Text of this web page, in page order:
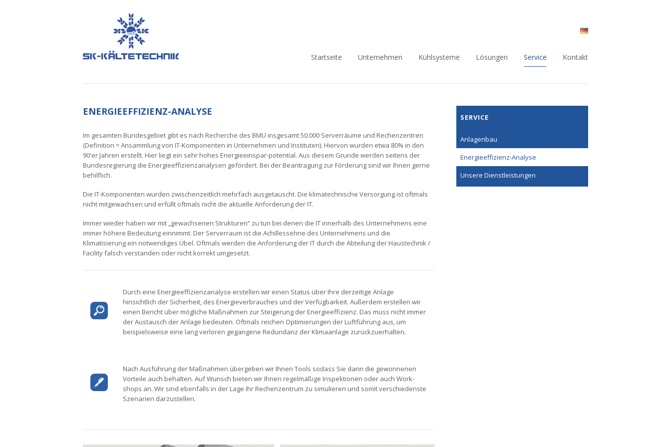
überspringen
Startseite Unternehmen Kühlsysteme Lösungen Service Kontakt
ENERGIEEFFIZIENZ-ANALYSE
Im gesamten Bundesgebiet gibt es nach Recherche des BMU insgesamt 50.000 Serverräume und Rechenzentren
(Definition = Ansammlung von IT-Komponenten in Unternehmen und Instituten). Hiervon wurden etwa 80% in den
90'er Jahren erstellt. Hier liegt ein sehr hohes Energieeinspar-potential. Aus diesem Grunde werden seitens der
Bundesregierung die Energieeffizienzanalysen gefördert. Bei der Beantragung zur Förderung sind wir Ihnen gerne
behilflich.
Die IT-Komponenten wurden zwischenzeitlich mehrfach ausgetauscht. Die klimatechnische Versorgung ist oftmals
nicht mitgewachsen und erfüllt oftmals nicht die aktuelle Anforderung der IT.
Immer wieder haben wir mit „gewachsenen Strukturen“ zu tun bei denen die IT innerhalb des Unternehmens eine
immer höhere Bedeutung einnimmt. Der Serverraum ist die Achillessehne des Unternehmens und die
Klimatisierung ein notwendiges Übel. Oftmals werden die Anforderung der IT durch die Abteilung der Haustechnik /
Facility falsch verstanden oder nicht korrekt umgesetzt.
Durch eine Energieeffizienzanalyse erstellen wir einen Status über Ihre derzeitige Anlage
hinsichtlich der Sicherheit, des Energieverbrauches und der Verfügbarkeit. Außerdem erstellen wir
einen Bericht über mögliche Maßnahmen zur Steigerung der Energieeffizienz. Das muss nicht immer
der Austausch der Anlage bedeuten. Oftmals reichen Optimierungen der Luftführung aus, um
beispielsweise eine lang verloren gegangene Redundanz der Klimaanlage zurückzuerhalten.
Nach Ausführung der Maßnahmen übergeben wir Ihnen Tools sodass Sie dann die gewonnenen
Vorteile auch behalten. Auf Wunsch bieten wir Ihnen regelmäßige Inspektionen oder auch Work-
shops an. Wir sind ebenfalls in der Lage Ihr Rechenzentrum zu simulieren und somit verschiedenste
Szenarien darzustellen.
überspringen
SERVICE
Anlagenbau
Energieeffizienz-Analyse
Unsere Dienstleistungen